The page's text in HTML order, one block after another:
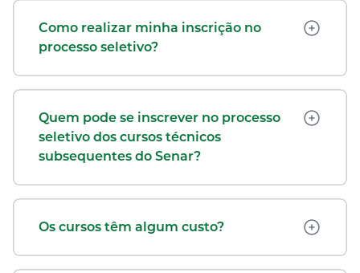
Como realizar minha inscrição no
processo seletivo?
Quem pode se inscrever no processo
seletivo dos cursos técnicos
subsequentes do Senar?
Os cursos têm algum custo?